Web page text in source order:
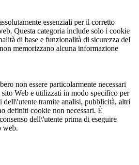
essenziali per il corretto
Questa categoria include solo i cookie
di base e funzionalità di sicurezza del
memorizzano alcuna informazione
non essere particolarmente necessari
Web e utilizzati in modo specifico per
dell\'utente tramite analisi, pubblicità, altri
definiti cookie non necessari. È
dell\'utente prima di eseguire
web.